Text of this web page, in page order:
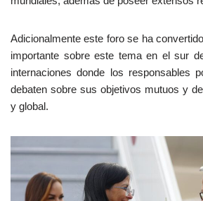
Adicionalmente este foro se ha
importante sobre este tema en el sur
internaciones donde los responsables
debaten sobre sus objetivos mutuos y
y global.